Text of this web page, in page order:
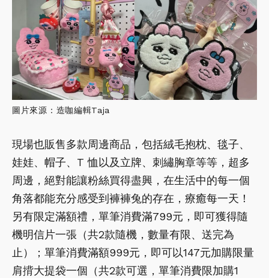
圖片來源：造咖編輯Taja
現場也販售多款周邊商品，包括絨毛抱枕、毯子、
娃娃、帽子、T 恤以及立牌、刺繡胸章等等，超多
周邊，絕對能讓粉絲買得盡興，在生活中的每一個
角落都能充分感受到褲褲兔的存在，療癒每一天！
另有限定滿額禮，單筆消費滿799元，即可獲得隨
機明信片一張（共2款隨機，數量有限、送完為
止）；單筆消費滿額999元，即可以147元加購限量
肩揹大提袋一個（共2款可選，單筆消費限加購1